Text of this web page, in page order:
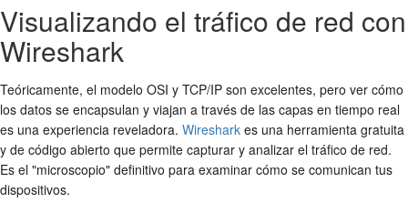
Visualizando el tráfico de red con
Wireshark
Teóricamente, el modelo OSI y TCP/IP son excelentes, pero ver cómo
los datos se encapsulan y viajan a través de las capas en tiempo real
es una experiencia reveladora. Wireshark es una herramienta gratuita
y de código abierto que permite capturar y analizar el tráfico de red.
Es el "microscopio" definitivo para examinar cómo se comunican tus
dispositivos.